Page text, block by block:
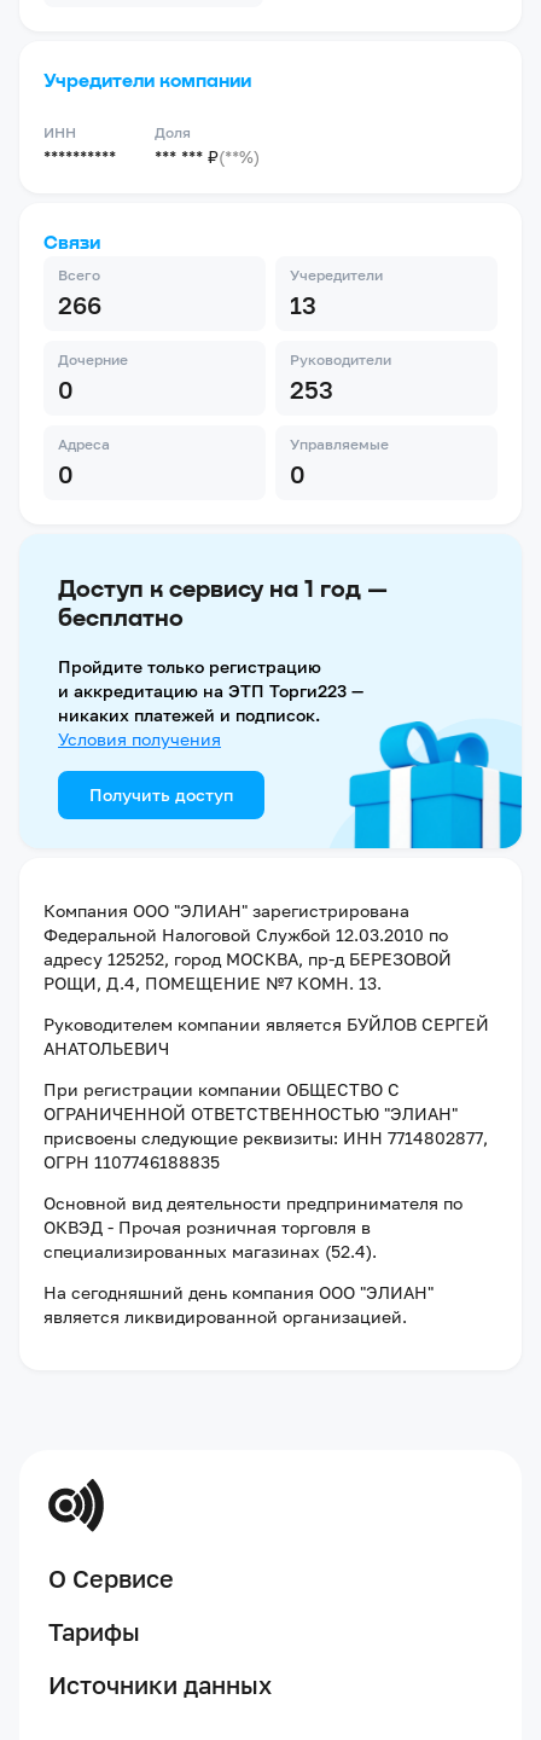
Учредители компании
ИНН
**********
Доля
*** *** ₽(**%)
Связи
Всего
266
Учередители
13
Дочерние
0
Руководители
253
Адреса
0
Управляемые
0
Доступ к сервису на 1 год —
бесплатно
Пройдите только регистрацию
и аккредитацию на ЭТП Торги223 —
никаких платежей и подписок.
Условия получения
Получить доступ
Компания ООО "ЭЛИАН" зарегистрирована
Федеральной Налоговой Службой 12.03.2010 по
адресу 125252, город МОСКВА, пр-д БЕРЕЗОВОЙ
РОЩИ, Д.4, ПОМЕЩЕНИЕ №7 КОМН. 13.
Руководителем компании является БУЙЛОВ СЕРГЕЙ
АНАТОЛЬЕВИЧ
При регистрации компании ОБЩЕСТВО С
ОГРАНИЧЕННОЙ ОТВЕТСТВЕННОСТЬЮ "ЭЛИАН"
присвоены следующие реквизиты: ИНН 7714802877,
ОГРН 1107746188835
Основной вид деятельности предпринимателя по
ОКВЭД - Прочая розничная торговля в
специализированных магазинах (52.4).
На сегодняшний день компания ООО "ЭЛИАН"
является ликвидированной организацией.
О Сервисе
Тарифы
Источники данных